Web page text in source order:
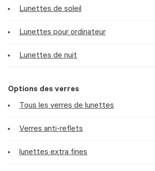
Lunettes de soleil
Lunettes pour ordinateur
Lunettes de nuit
Options des verres
Tous les verres de lunettes
Verres anti-reflets
lunettes extra fines